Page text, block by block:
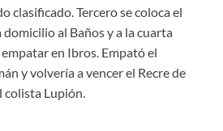
clasificado. Tercero se coloca el
al Baños y a la cuarta
en Ibros. Empató el
y volvería a vencer el Recre de
colista Lupión.